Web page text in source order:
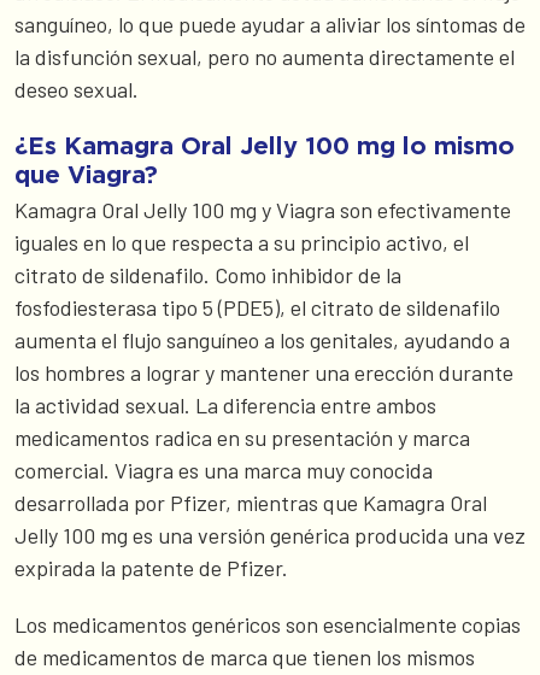
sanguíneo, lo que puede ayudar a aliviar los síntomas de
la disfunción sexual, pero no aumenta directamente el
deseo sexual.
¿Es Kamagra Oral Jelly 100 mg lo mismo
que Viagra?
Kamagra Oral Jelly 100 mg y Viagra son efectivamente
iguales en lo que respecta a su principio activo, el
citrato de sildenafilo. Como inhibidor de la
fosfodiesterasa tipo 5 (PDE5), el citrato de sildenafilo
aumenta el flujo sanguíneo a los genitales, ayudando a
los hombres a lograr y mantener una erección durante
la actividad sexual. La diferencia entre ambos
medicamentos radica en su presentación y marca
comercial. Viagra es una marca muy conocida
desarrollada por Pfizer, mientras que Kamagra Oral
Jelly 100 mg es una versión genérica producida una vez
expirada la patente de Pfizer.
Los medicamentos genéricos son esencialmente copias
de medicamentos de marca que tienen los mismos